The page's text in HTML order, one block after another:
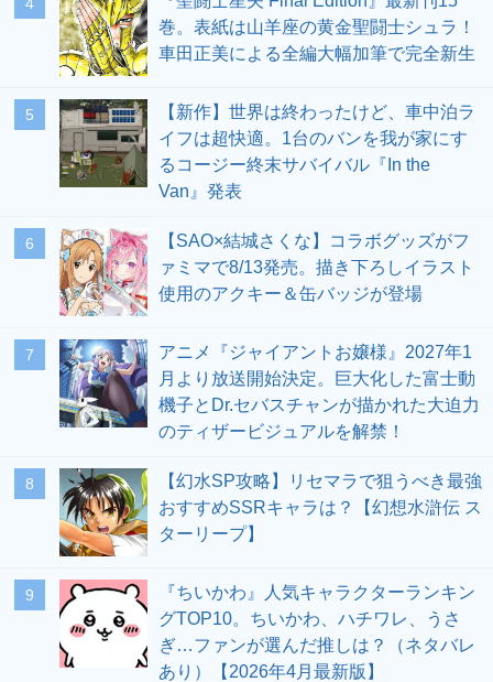
巻。表紙は山羊座の黄金聖闘士シュラ！
車田正美による全編大幅加筆で完全新生
5
【新作】世界は終わったけど、車中泊ラ
イフは超快適。1台のバンを我が家にす
るコージー終末サバイバル『In the
Van』発表
6
【SAO×結城さくな】コラボグッズがフ
ァミマで8/13発売。描き下ろしイラスト
使用のアクキー＆缶バッジが登場
7
アニメ『ジャイアントお嬢様』2027年1
月より放送開始決定。巨大化した富士動
機子とDr.セバスチャンが描かれた大迫力
のティザービジュアルを解禁！
8
【幻水SP攻略】リセマラで狙うべき最強
おすすめSSRキャラは？【幻想水滸伝 ス
ターリープ】
9
『ちいかわ』人気キャラクターランキン
グTOP10。ちいかわ、ハチワレ、うさ
ぎ…ファンが選んだ推しは？（ネタバレ
あり）【2026年4月最新版】